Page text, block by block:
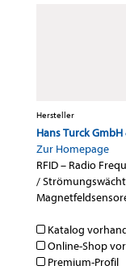
Hersteller
Hans Turck GmbH
Zur Homepage
RFID – Radio
/
Katalog
Online-Shop
Premium-Profil